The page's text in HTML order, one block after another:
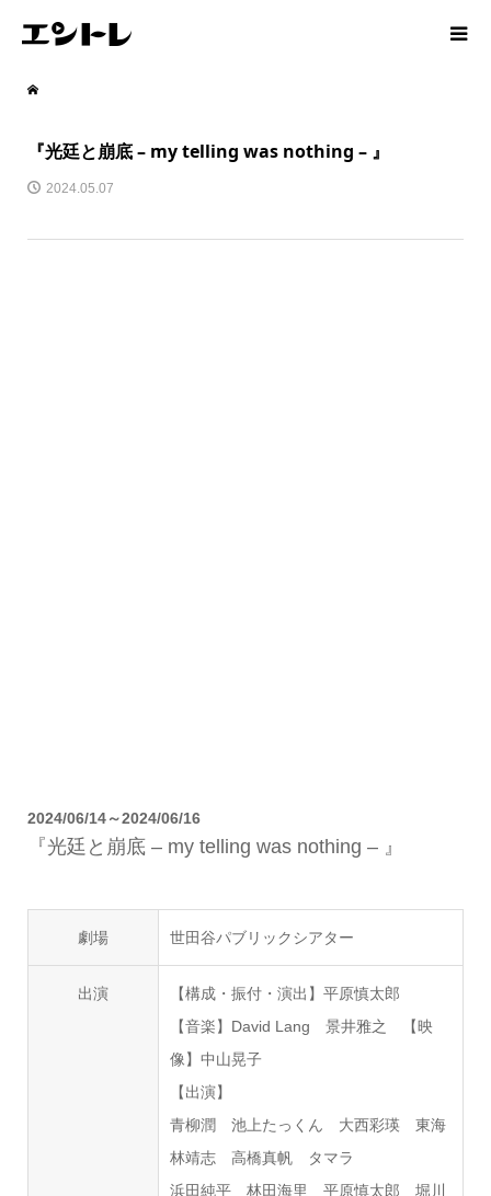
『光廷と崩底 – my telling was nothing – 』
2024.05.07
2024/06/14～2024/06/16
『光廷と崩底 – my telling was nothing – 』
劇場 世田谷パブリックシアター
出演
【構成・振付・演出】平原慎太郎
【音楽】David Lang 景井雅之 【映
像】中山晃子
【出演】
青柳潤 池上たっくん 大西彩瑛 東海
林靖志 高橋真帆 タマラ
浜田純平 林田海里 平原慎太郎 堀川